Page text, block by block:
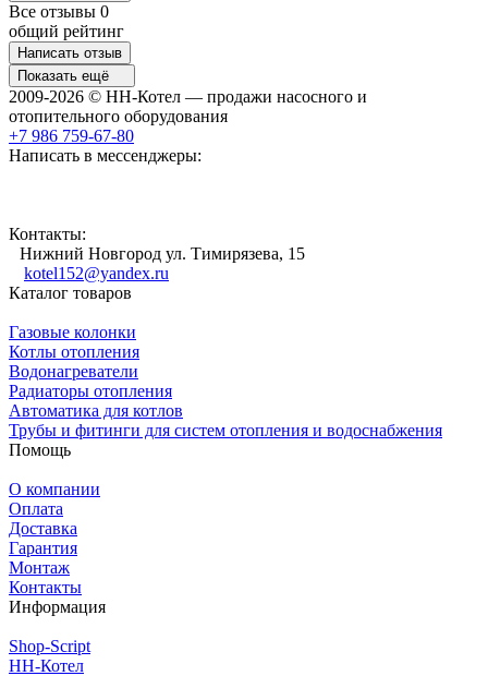
Все отзывы 0
общий рейтинг
Написать отзыв
Показать ещё
2009-2026 © НН-Котел — продажи насосного и
отопительного оборудования
+7 986 759-67-80
Написать в мессенджеры:
Контакты:
Нижний Новгород ул. Тимирязева, 15
kotel152@yandex.ru
Каталог товаров
Газовые колонки
Котлы отопления
Водонагреватели
Радиаторы отопления
Автоматика для котлов
Трубы и фитинги для систем отопления и водоснабжения
Помощь
О компании
Оплата
Доставка
Гарантия
Монтаж
Контакты
Информация
Shop-Script
НН-Котел